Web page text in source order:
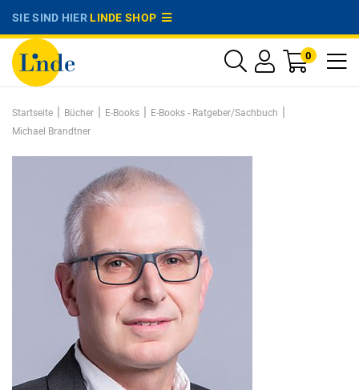
SIE SIND HIERLINDE SHOP
0
Startseite | Bücher | E-Books | E-Books - Ratgeber/Sachbuch |
Michael Brandtner